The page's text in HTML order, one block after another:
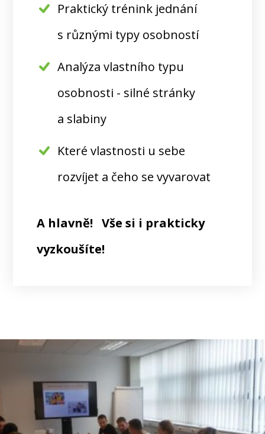
Praktický trénink jednání
s různými typy osobností
Analýza vlastního typu
osobnosti - silné stránky
a slabiny
Které vlastnosti u sebe
rozvíjet a čeho se vyvarovat
A hlavně! Vše si i prakticky
vyzkoušíte!